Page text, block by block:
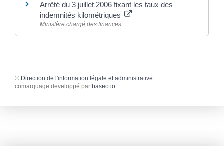
Arrêté du 3 juillet 2006 fixant les taux des
indemnités kilométriques
Ministère chargé des finances
© Direction de l'information légale et administrative
comarquage developpé par baseo.io